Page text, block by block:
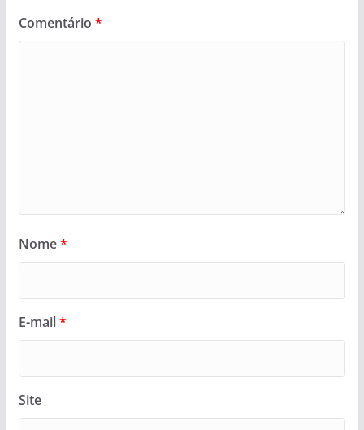
Comentário *
Nome*
E-mail*
Site